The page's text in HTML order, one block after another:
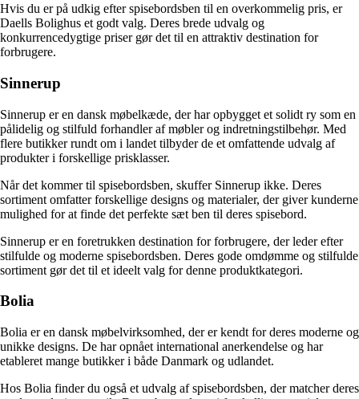
Hvis du er på udkig efter spisebordsben til en overkommelig pris, er
Daells Bolighus et godt valg. Deres brede udvalg og
konkurrencedygtige priser gør det til en attraktiv destination for
forbrugere.
Sinnerup
Sinnerup er en dansk møbelkæde, der har opbygget et solidt ry som en
pålidelig og stilfuld forhandler af møbler og indretningstilbehør. Med
flere butikker rundt om i landet tilbyder de et omfattende udvalg af
produkter i forskellige prisklasser.
Når det kommer til spisebordsben, skuffer Sinnerup ikke. Deres
sortiment omfatter forskellige designs og materialer, der giver kunderne
mulighed for at finde det perfekte sæt ben til deres spisebord.
Sinnerup er en foretrukken destination for forbrugere, der leder efter
stilfulde og moderne spisebordsben. Deres gode omdømme og stilfulde
sortiment gør det til et ideelt valg for denne produktkategori.
Bolia
Bolia er en dansk møbelvirksomhed, der er kendt for deres moderne og
unikke designs. De har opnået international anerkendelse og har
etableret mange butikker i både Danmark og udlandet.
Hos Bolia finder du også et udvalg af spisebordsben, der matcher deres